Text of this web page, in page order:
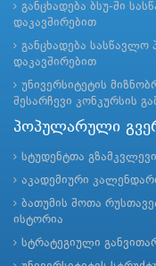
განცხადება ბსუ-ში
დაკავშირებით
განცხადება სასწავლო
დაკავშირებით
უნივერსიტეტის
შესარჩევი კონკურსის
პოპულარული
სტუდენტთა გზამკვლევი
აკადემიური
ბათუმის შოთა
ისტორია
სტრატეგიული